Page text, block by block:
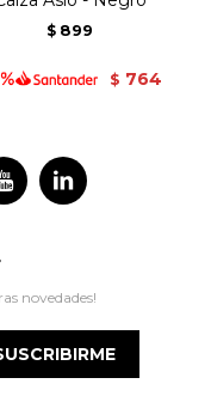
$ 899
$ 764

novedades!